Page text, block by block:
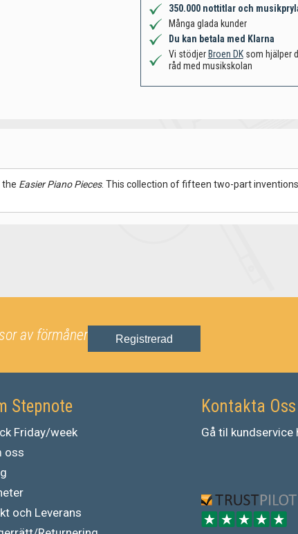
350.000 nottitlar och
Många glada kunder
Du kan betala med Klarna
Vi stödjer Broen DKsom hjälper
råd med musikskolan
the Easier Piano Pieces. This collection of fifteen two-part
av förmåner Registrerad
Stepnote
Friday/week
oss
och Leverans
Kontakta Oss
Gå til kundservice